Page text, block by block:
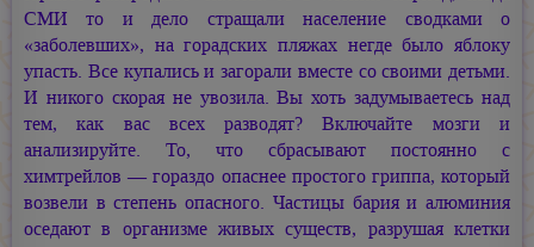
СМИ то и дело стращали население сводками о
«заболевших», на горадских пляжах негде было яблоку
упасть. Все купались и загорали вместе со своими детьми.
И никого скорая не увозила. Вы хоть задумываетесь над
тем, как вас всех разводят? Включайте мозги и
анализируйте. То, что сбрасывают постоянно с
химтрейлов — гораздо опаснее простого гриппа, который
возвели в степень опасного. Частицы бария и алюминия
оседают в организме живых существ, разрушая клетки